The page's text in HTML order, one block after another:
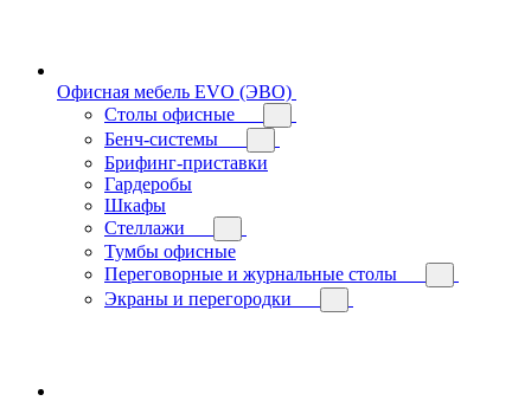
Офисная мебель EVO (ЭВО)
Cтолы офисные
Бенч-системы
Брифинг-приставки
Гардеробы
Шкафы
Стеллажи
Тумбы офисные
Переговорные и журнальные столы
Экраны и перегородки